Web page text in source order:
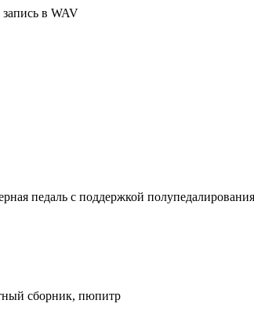
в WAV
педаль с поддержкой
сборник, пюпитр